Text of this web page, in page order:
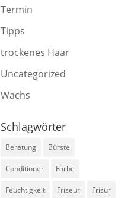
Termin
Tipps
trockenes Haar
Uncategorized
Wachs
Schlagwörter
Beratung Bürste
Conditioner Farbe
Feuchtigkeit Friseur Frisur